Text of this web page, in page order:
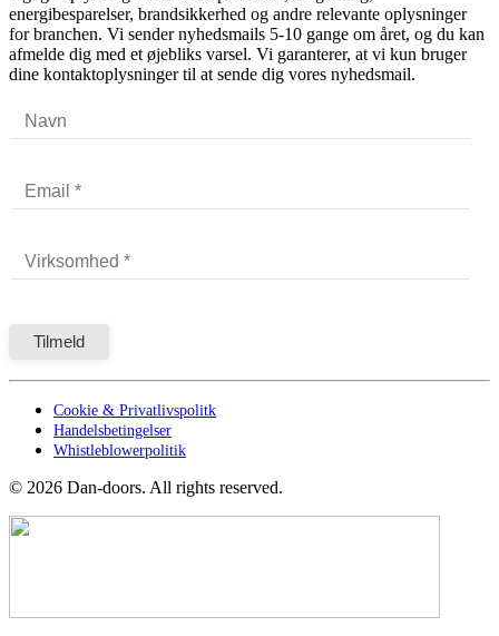
energibesparelser, brandsikkerhed og andre relevante oplysninger
for branchen. Vi sender nyhedsmails 5-10 gange om året, og du kan
afmelde dig med et øjebliks varsel. Vi garanterer, at vi kun bruger
dine kontaktoplysninger til at sende dig vores nyhedsmail.
Cookie & Privatlivspolitk
Handelsbetingelser
Whistleblowerpolitik
© 2026 Dan-doors. All rights reserved.